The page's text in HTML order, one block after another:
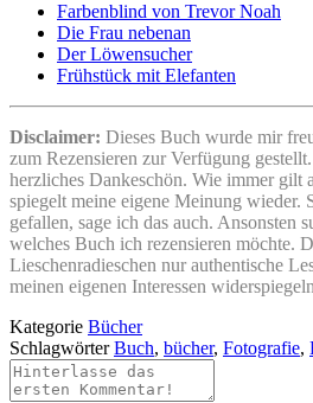
Farbenblind von Trevor Noah
Die Frau nebenan
Der Löwensucher
Frühstück mit Elefanten
Disclaimer: Dieses Buch wurde mir
zum Rezensieren zur Verfügung
herzliches Dankeschön. Wie immer gilt
spiegelt meine eigene Meinung wieder.
gefallen, sage ich das auch. Ansonsten
welches Buch ich rezensieren möchte.
Lieschenradieschen nur authentische
meinen eigenen Interessen
Kategorie Bücher
SchlagwörterBuch, bücher, Fotografie,